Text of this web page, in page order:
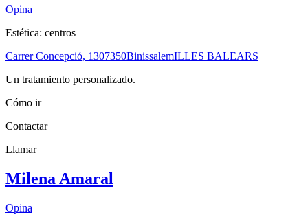
Opina
Estética: centros
Carrer Concepció, 1307350BinissalemILLES BALEARS
Un tratamiento personalizado.
Cómo ir
Contactar
Llamar
Milena Amaral
Opina